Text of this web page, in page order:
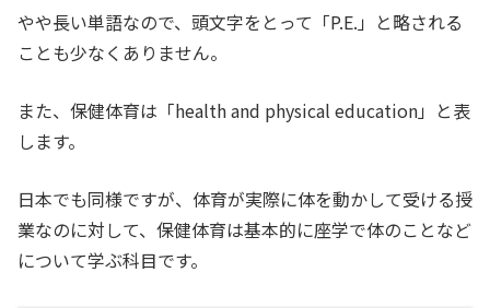
やや長い単語なので、頭文字をとって「P.E.」と略される
ことも少なくありません。
また、保健体育は「health and physical education」と表
します。
日本でも同様ですが、体育が実際に体を動かして受ける授
業なのに対して、保健体育は基本的に座学で体のことなど
について学ぶ科目です。